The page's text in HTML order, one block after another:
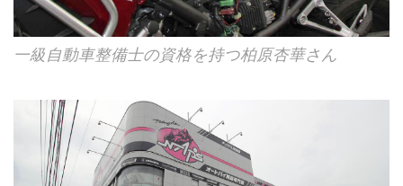
一級自動車整備士の資格を持つ柏原杏華さん